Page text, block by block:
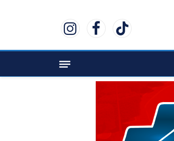
InstagramFacebookTikTok